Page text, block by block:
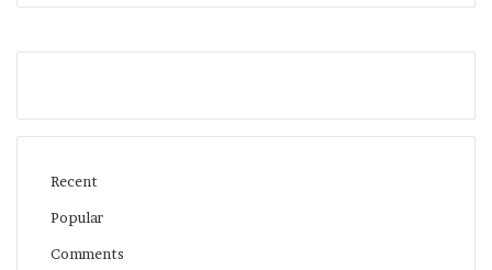
Recent
Popular
Comments